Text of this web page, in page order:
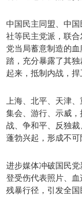
中国民主同盟、中
社等民主党派，联
党当局蓄意制造的
踏，充分暴露了其
起来，抵制内战，捍
上海、北平、天津
集会、游行、示威
战、争和平、反独
蓬勃兴起，形成不可
进步媒体冲破国民
登受伤代表照片、
残暴行径，引发全国